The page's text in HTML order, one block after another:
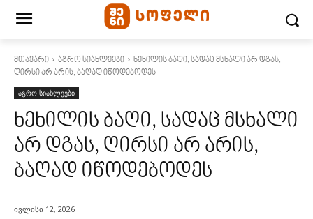
მთავარი აგრო სიახლეები
ხეხილის ბაღი, სადაც მსხა­ლი არ დგას,
ღირსი არ არის, ბაღად იწოდებოდეს
აგრო სიახლეები
ხეხილის ბაღი, სადაც მსხა­ლი
არ დგას, ღირსი არ არის,
ბაღად იწოდებოდეს
ივლისი 12, 2026